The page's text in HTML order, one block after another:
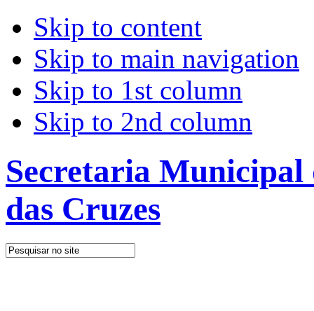
Skip to content
Skip to main navigation
Skip to 1st column
Skip to 2nd column
Secretaria
das Cruzes